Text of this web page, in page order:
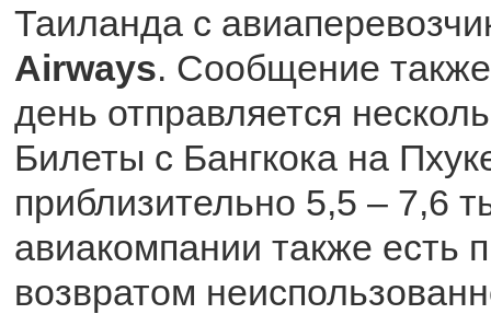
Таиланда с
Airways. Сообщение
день отправляется
Билеты с Бангкока на
приблизительно 5,5 – 7,6
авиакомпании также есть
возвратом